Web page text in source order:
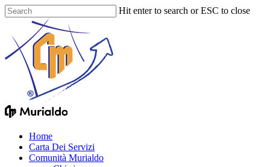
Skip
to
content
Hit enter to search or ESC to close
Menu
Home
Carta Dei Servizi
Comunità Murialdo